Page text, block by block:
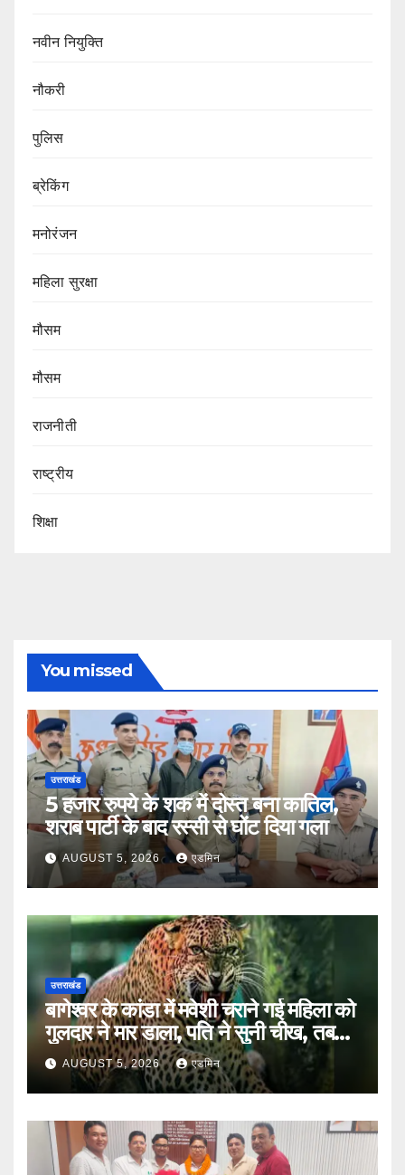
नवीन नियुक्ति
नौकरी
पुलिस
ब्रेकिंग
मनोरंजन
महिला सुरक्षा
मौसम
मौसम
राजनीती
राष्ट्रीय
शिक्षा
You missed
उत्तराखंड
5 हजार रुपये के शक में दोस्त बना कातिल,
शराब पार्टी के बाद रस्सी से घोंट दिया गला
AUGUST 5, 2026 एडमिन
उत्तराखंड
बागेश्वर के कांडा में मवेशी चराने गई महिला को
गुलदार ने मार डाला, पति ने सुनी चीख, तब
तक भाग गया हमलावर
AUGUST 5, 2026 एडमिन